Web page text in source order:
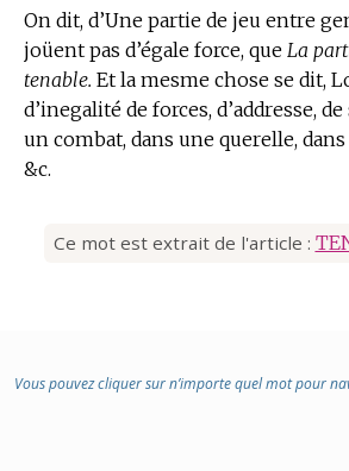
On dit, d’Une partie de jeu entre
joüent pas d’égale force, que La
tenable. Et la mesme chose se dit,
d’inegalité de forces, d’addresse,
un combat, dans une querelle,
&c.
Ce mot est extrait de l'article :
Vous pouvez cliquer sur n’importe quel mot pour